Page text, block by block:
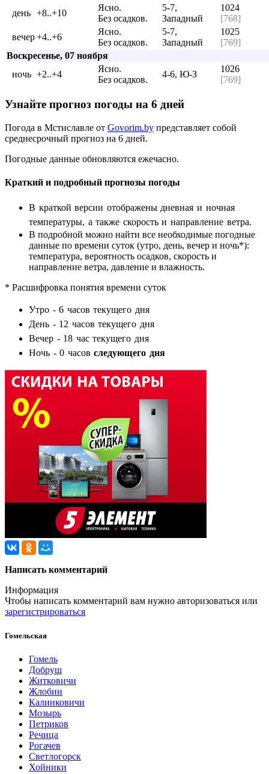
день +8..+10
Ясно.
Без осадков.
5-7,
Западный
1024
[768]
вечер+4..+6
Ясно.
Без осадков.
5-7,
Западный
1025
[769]
Воскресенье, 07 ноября
ночь +2..+4
Ясно.
Без осадков.
4-6, Ю-З
1026
[769]
Узнайте прогноз погоды на 6 дней
Погода в Мстиславле от Govorim.by представляет собой
среднесрочный прогноз на 6 дней.
Погодные данные обновляются ежечасно.
Краткий и подробный прогнозы погоды
В краткой версии отображены дневная и ночная
температуры, а также скорость и направление ветра.
В подробной можно найти все необходимые погодные
данные по времени суток (утро, день, вечер и ночь*):
температура, вероятность осадков, скорость и
направление ветра, давление и влажность.
* Расшифровка понятия времени суток
Утро - 6 часов текущего дня
День - 12 часов текущего дня
Вечер - 18 час текущего дня
Ночь - 0 часовследующего дня
Написать комментарий
Информация
Чтобы написать комментарий вам нужно авторизоваться или
зарегистрироваться
Гомельская
Гомель
Добруш
Житковичи
Жлобин
Калинковичи
Мозырь
Петриков
Речица
Рогачев
Светлогорск
Хойники